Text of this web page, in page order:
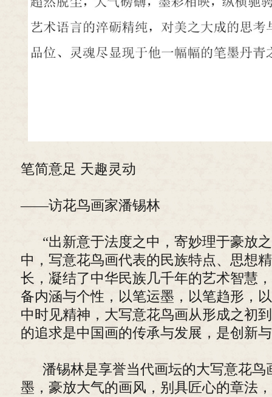
笔简意足 天趣灵动
——访花鸟画家潘锡林
“出新意于法度之中，寄妙理于豪放
中，写意花鸟画代表的民族特点、思想
长，凝结了中华民族几千年的艺术智慧
备内涵与个性，以笔运墨，以笔趋形，
中时见精神，大写意花鸟画从形成之初
的追求是中国画的传承与发展，是创新
潘锡林是享誉当代画坛的大写意花鸟
墨，豪放大气的画风，别具匠心的章法